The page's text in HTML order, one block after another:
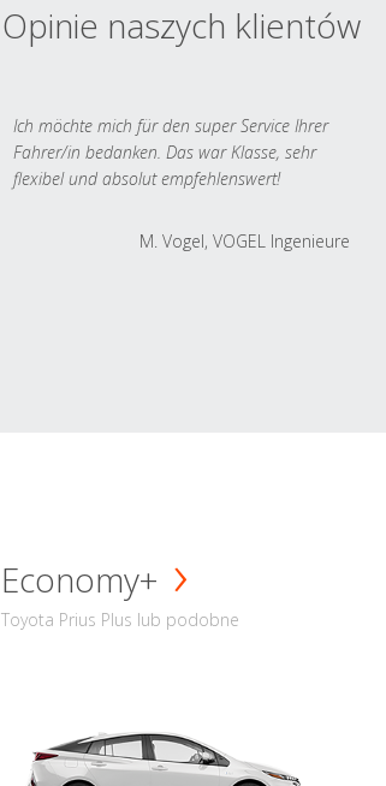
Opinie naszych klientów
Ich möchte mich für den super Service Ihrer
Fahrer/in bedanken. Das war Klasse, sehr
flexibel und absolut empfehlenswert!
M. Vogel, VOGEL Ingenieure
Economy+
Toyota Prius Plus lub podobne